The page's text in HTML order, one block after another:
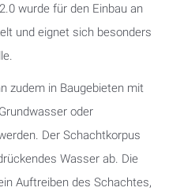
wurde für den Einbau an
und eignet sich besonders
zudem in Baugebieten mit
oder
Der Schachtkorpus
Wasser ab. Die
Auftreiben des Schachtes,